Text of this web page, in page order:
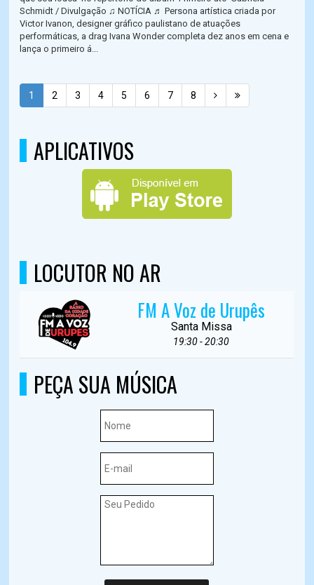
Schmidt / Divulgação ♫ NOTÍCIA ♬ Persona artística criada por
Victor Ivanon, designer gráfico paulistano de atuações
performáticas, a drag Ivana Wonder completa dez anos em cena e
lança o primeiro á...
1 2 3 4 5 6 7 8
APLICATIVOS
LOCUTOR NO AR
FM A Voz de Urupês
Santa Missa
19:30 - 20:30
PEÇA SUA MÚSICA